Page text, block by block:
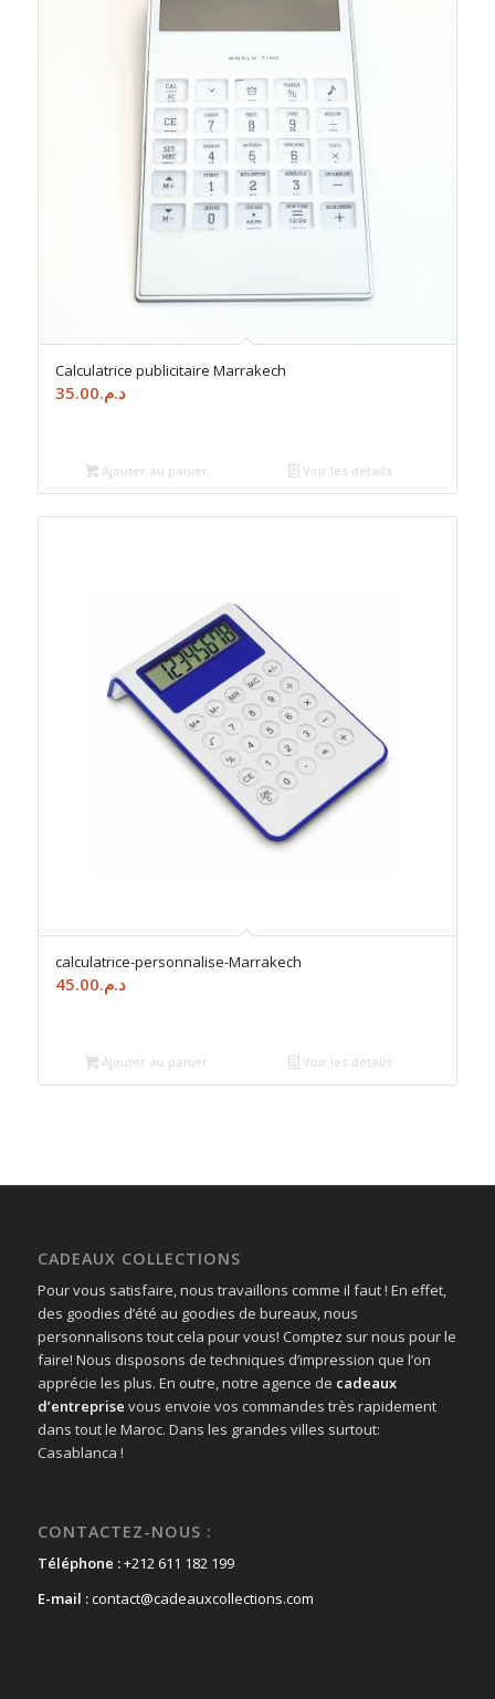
Calculatrice publicitaire Marrakech
د.م.35.00
Ajouter au panier Voir les détails
calculatrice-personnalise-Marrakech
د.م.45.00
Ajouter au panier Voir les détails
CADEAUX COLLECTIONS
Pour vous satisfaire, nous travaillons comme il faut ! En effet,
des goodies d’été au goodies de bureaux, nous
personnalisons tout cela pour vous! Comptez sur nous pour le
faire! Nous disposons de techniques d’impression que l’on
apprécie les plus. En outre, notre agence de cadeaux
d’entreprise vous envoie vos commandes très rapidement
dans tout le Maroc. Dans les grandes villes surtout:
Casablanca !
CONTACTEZ-NOUS :
Téléphone :+212 611 182 199
E-mail :contact@cadeauxcollections.com